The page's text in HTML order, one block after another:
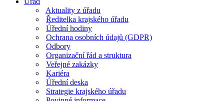
Aktuality z úřadu
Ředitelka krajského úřadu
Úřední hodiny
Ochrana osobních údajů (GDPR)
Odbory
Organizační řád a struktura
Veřejné zakázky
Kariéra
Úřední deska
Strategie krajského úřadu